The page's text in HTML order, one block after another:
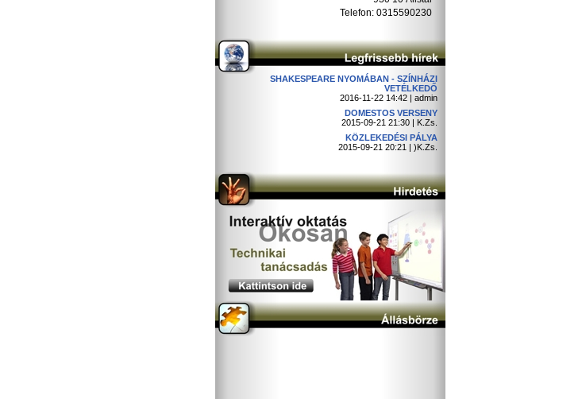
Telefon: 0315590230
SHAKESPEARE NYOMÁBAN - SZÍNHÁZI
VETÉLKEDŐ
2016-11-22 14:42 | admin
DOMESTOS VERSENY
2015-09-21 21:30 | K.Zs.
KÖZLEKEDÉSI PÁLYA
2015-09-21 20:21 | )K.Zs.